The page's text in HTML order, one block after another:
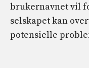
brukernavnet vil
selskapet kan
potensielle